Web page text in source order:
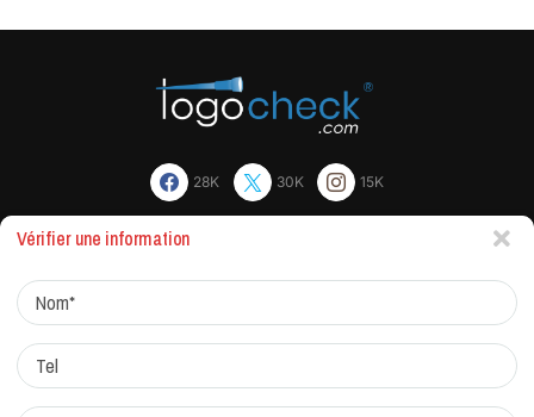
28K 30K 15K
Actualites
Factchecking et règle de rédaction
Protocole de correction
Traitement des réclamations
Vérifier une information